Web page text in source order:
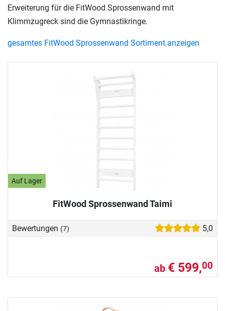
Auf Lager
FitWood Sprossenwand Taimi
Bewertungen (7) 5,0
ab € 599,00
Erweiterung für die FitWood Sprossenwand mit
Klimmzugreck sind die Gymnastikringe.
gesamtes FitWood Sprossenwand Sortiment anzeigen